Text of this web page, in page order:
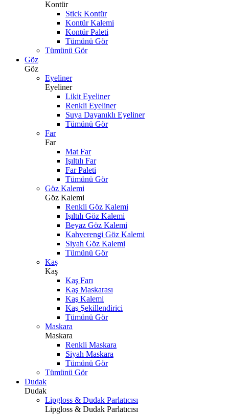
Kontür
Stick Kontür
Kontür Kalemi
Kontür Paleti
Tümünü Gör
Tümünü Gör
Göz
Göz
Eyeliner
Eyeliner
Likit Eyeliner
Renkli Eyeliner
Suya Dayanıklı Eyeliner
Tümünü Gör
Far
Far
Mat Far
Işıltılı Far
Far Paleti
Tümünü Gör
Göz Kalemi
Göz Kalemi
Renkli Göz Kalemi
Işıltılı Göz Kalemi
Beyaz Göz Kalemi
Kahverengi Göz Kalemi
Siyah Göz Kalemi
Tümünü Gör
Kaş
Kaş
Kaş Farı
Kaş Maskarası
Kaş Kalemi
Kaş Şekillendirici
Tümünü Gör
Maskara
Maskara
Renkli Maskara
Siyah Maskara
Tümünü Gör
Tümünü Gör
Dudak
Dudak
Lipgloss & Dudak Parlatıcısı
Lipgloss & Dudak Parlatıcısı